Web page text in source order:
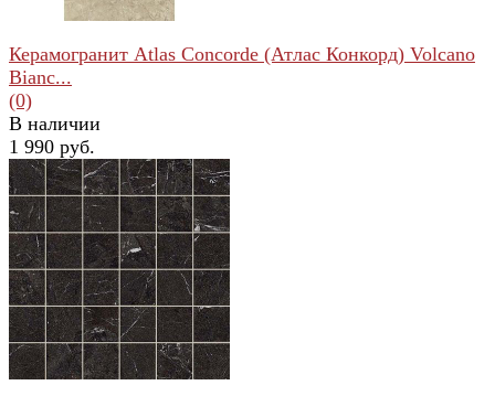
избранное сравнить
Керамогранит Atlas Concorde (Атлас Конкорд) Volcano
Bianc...
(0)
В наличии
1 990 руб.